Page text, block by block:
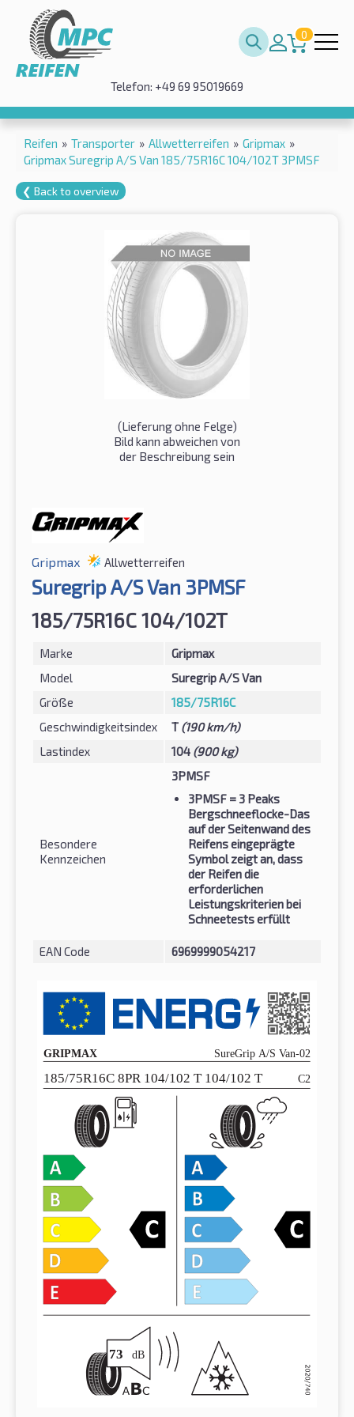
0
Telefon: +49 69 95019669
Reifen » Transporter » Allwetterreifen » Gripmax »
Gripmax Suregrip A/S Van 185/75R16C 104/102T 3PMSF
❮ Back to overview
(Lieferung ohne Felge)
Bild kann abweichen von
der Beschreibung sein
Gripmax Allwetterreifen
Suregrip A/S Van 3PMSF
185/75R16C 104/102T
Marke
Gripmax
Model
Suregrip A/S Van
Größe
185/75R16C
Geschwindigkeitsindex
T (190 km/h)
Lastindex
104 (900 kg)
Besondere
Kennzeichen
3PMSF
3PMSF = 3 Peaks
Bergschneeflocke-Das
auf der Seitenwand des
Reifens eingeprägte
Symbol zeigt an, dass
der Reifen die
erforderlichen
Leistungskriterien bei
Schneetests erfüllt
EAN Code 6969999054217